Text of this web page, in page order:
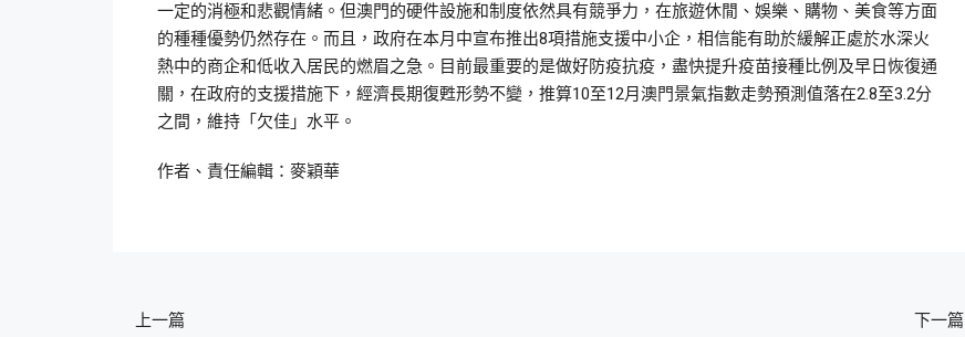
一定的消極和悲觀情緒。但澳門的硬件設施和制度依然具有競爭力，在旅遊休閒、娛樂、購物、美食等方面
的種種優勢仍然存在。而且，政府在本月中宣布推出8項措施支援中小企，相信能有助於緩解正處於水深火
熱中的商企和低收入居民的燃眉之急。目前最重要的是做好防疫抗疫，盡快提升疫苗接種比例及早日恢復通
關，在政府的支援措施下，經濟長期復甦形勢不變，推算10至12月澳門景氣指數走勢預測值落在2.8至3.2分
之間，維持「欠佳」水平。
作者、責任編輯：麥穎華
上一篇
下一篇